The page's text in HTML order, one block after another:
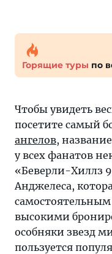
Горящие туры по
Чтобы увидеть
посетите самый
ангелов,
у всех фанатов
«Беверли-Хиллз
Анджелеса,
высокими
особняки звезд
пользуется